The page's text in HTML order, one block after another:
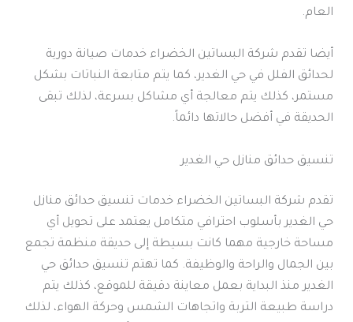
العام.
أيضا تقدم شركة البساتين الخضراء خدمات صيانة دورية
لحدائق الفلل في حي الغدير، كما يتم متابعة النباتات بشكل
مستمر، كذلك يتم معالجة أي مشاكل بسرعة، لذلك تبقى
الحديقة في أفضل حالاتها دائماً.
تنسيق حدائق منازل حي الغدير
تقدم شركة البساتين الخضراء خدمات تنسيق حدائق منازل
حي الغدير بأسلوب احترافي متكامل يعتمد على تحويل أي
مساحة خارجية مهما كانت بسيطة إلى حديقة منظمة تجمع
بين الجمال والراحة والوظيفة. كما تهتم تنسيق حدائق حي
الغدير منذ البداية بعمل معاينة دقيقة للموقع، كذلك يتم
دراسة طبيعة التربة واتجاهات الشمس وحركة الهواء، لذلك